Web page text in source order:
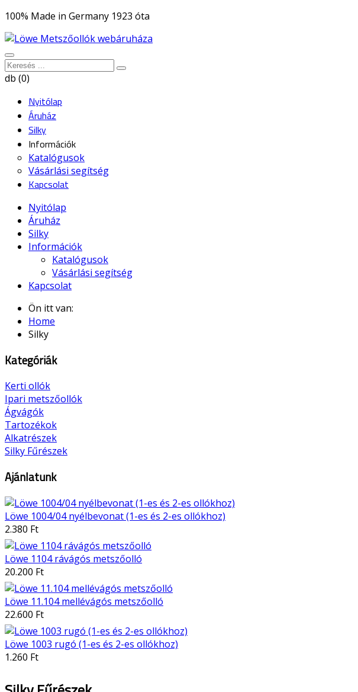
100% Made in Germany 1923 óta
db (0)
Nyitólap
Áruház
Silky
Információk
Katalógusok
Vásárlási segítség
Kapcsolat
Nyitólap
Áruház
Silky
Információk
Katalógusok
Vásárlási segítség
Kapcsolat
Ön itt van:
Home
Silky
Kategóriák
Kerti ollók
Ipari metszőollók
Ágvágók
Tartozékok
Alkatrészek
Silky Fűrészek
Ajánlatunk
Löwe 1004/04 nyélbevonat (1-es és 2-es ollókhoz)
2.380 Ft
Löwe 1104 rávágós metszőolló
20.200 Ft
Löwe 11.104 mellévágós metszőolló
22.600 Ft
Löwe 1003 rugó (1-es és 2-es ollókhoz)
1.260 Ft